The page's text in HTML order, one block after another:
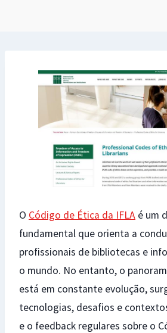
O Código de Ética da IFLA é um
fundamental que orienta a
profissionais de bibliotecas e
o mundo. No entanto, o
está em constante evolução,
tecnologias, desafios e
e o feedback regulares sobre o